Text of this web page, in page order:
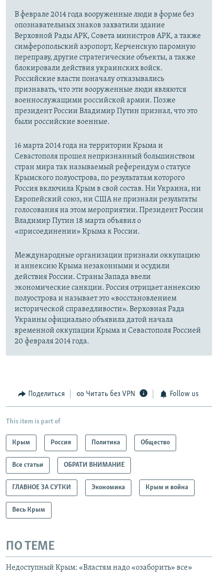
В феврале 2014 года вооруженные люди в форме без
опознавательных знаков захватили здание
Верховной Рады АРК, Совета министров АРК, а также
симферопольский аэропорт, Керченскую паромную
переправу, другие стратегические объекты, а также
блокировали действия украинских войск.
Российские власти поначалу отказывались
признавать, что эти вооруженные люди являются
военнослужащими российской армии. Позже
президент России Владимир Путин признал, что это
были российские военные.
16 марта 2014 года на территории Крыма и
Севастополя прошел непризнанный большинством
стран мира так называемый референдум о статусе
Крымского полуострова, по результатам которого
Россия включила Крым в свой состав. Ни Украина, ни
Европейский союз, ни США не признали результаты
голосования на этом мероприятии. Президент России
Владимир Путин 18 марта объявил о
«присоединении» Крыма к России.
Международные организации признали оккупацию
и аннексию Крыма незаконными и осудили
действия России. Страны Запада ввели
экономические санкции. Россия отрицает аннексию
полуострова и называет это «восстановлением
исторической справедливости». Верховная Рада
Украины официально объявила датой начала
временной оккупации Крыма и Севастополя Россией
20 февраля 2014 года.
Поделиться Читать без VPN Follow us
This item is part of
Крым Россия Политика Общество
Все статьи ОБРАТИ ВНИМАНИЕ
ГЛАВНОЕ ЗА СУТКИ Экономика Крым и война
Весь Крым
ПО ТЕМЕ
Недоступный Крым: «Властям надо «озаборить» все»